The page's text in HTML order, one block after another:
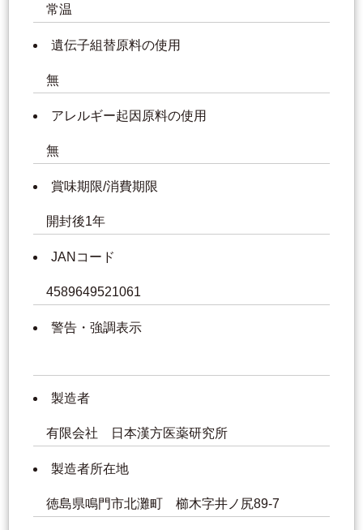
常温
遺伝子組替原料の使用
無
アレルギー起因原料の使用
無
賞味期限/消費期限
開封後1年
JANコード
4589649521061
警告・強調表示
製造者
有限会社 日本漢方医薬研究所
製造者所在地
徳島県鳴門市北灘町 櫛木字井ノ尻89-7